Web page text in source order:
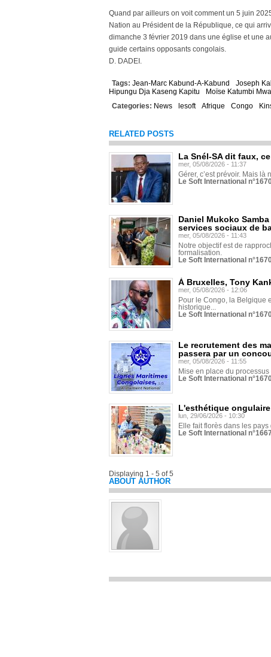
Quand par ailleurs on voit comment un 5 juin
Nation au Président de la République, ce qui
dimanche 3 février 2019 dans une église et une
guide certains opposants congolais.
D. DADEI.
Tags: Jean-Marc Kabund-A-Kabund Joseph
Hipungu Dja Kaseng Kapitu
Moïse Katumbi
Categories: News lesoft Afrique Congo
RELATED POSTS
La Snél-SA dit faux,
mer, 05/08/2026 - 11:37
Gérer, c’est prévoir. Mais là
Le Soft International
Daniel Mukoko
services sociaux de
mer, 05/08/2026 - 11:43
Notre objectif est de
formalisation.
Le Soft International
À Bruxelles, Tony
mer, 05/08/2026 - 12:06
Pour le Congo, la Belgique
historique...
Le Soft International
Le recrutement des
passera par un
mer, 05/08/2026 - 11:55
Mise en place du
Le Soft International
L'esthétique
lun, 29/06/2026 - 10:30
Elle fait florès dans les
Le Soft International
Displaying 1 - 5 of 5
ABOUT AUTHOR